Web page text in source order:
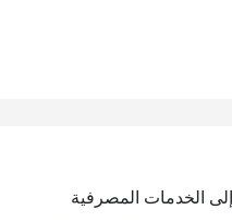
الخدمات المصرفية